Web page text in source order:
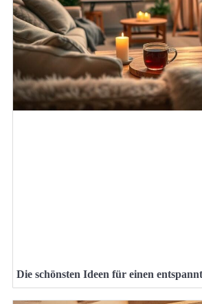
Die schönsten Ideen für einen